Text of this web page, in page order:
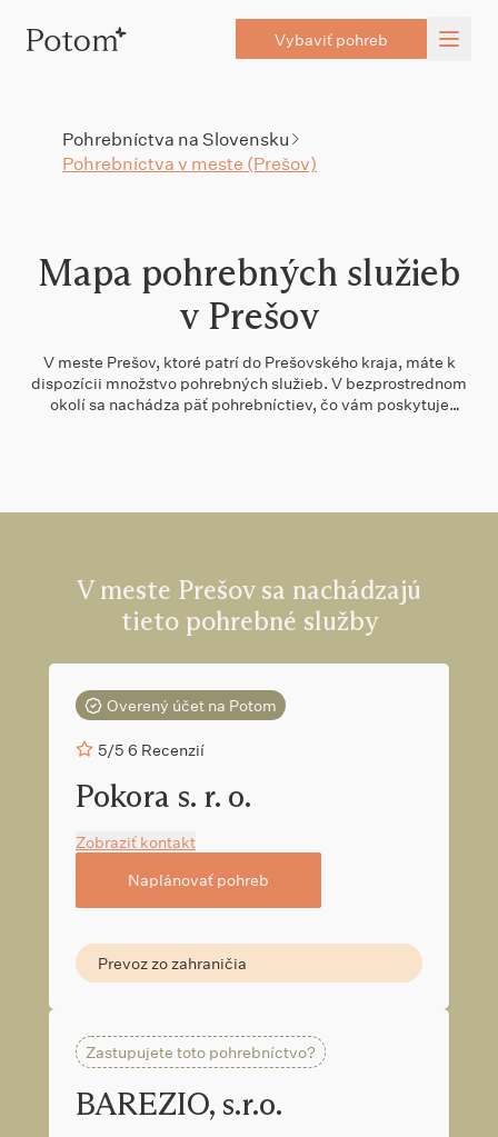
Vybaviť pohreb
Pohrebníctva na Slovensku
Pohrebníctva v meste (Prešov)
Mapa pohrebných služieb
v Prešov
V meste Prešov, ktoré patrí do Prešovského kraja, máte k
dispozícii množstvo pohrebných služieb. V bezprostrednom
okolí sa nachádza päť pohrebníctiev, čo vám poskytuje
krematórium je Krematórium Košice, ktoré sa nachádza
V meste Prešov sa nachádzajú
tieto pohrebné služby
Overený účet na Potom
5/5 6 Recenzií
Pokora s. r. o.
Zobraziť kontakt
Naplánovať pohreb
Prevoz zo zahraničia
Zastupujete toto pohrebníctvo?
BAREZIO, s.r.o.